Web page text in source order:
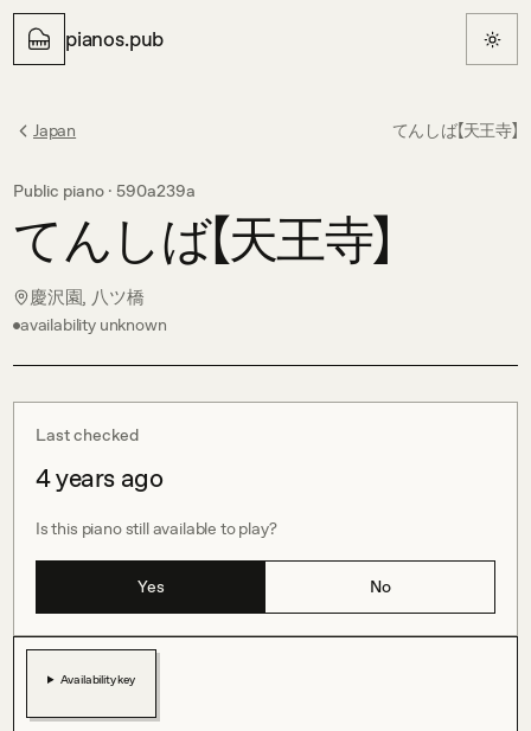
pianos.pub
Japan てんしば【天王寺】
Public piano · 590a239a
てんしば【天王寺】
慶沢園, 八ツ橋
availability unknown
Last checked
4 years ago
Is this piano still available to play?
Yes No
Availability key